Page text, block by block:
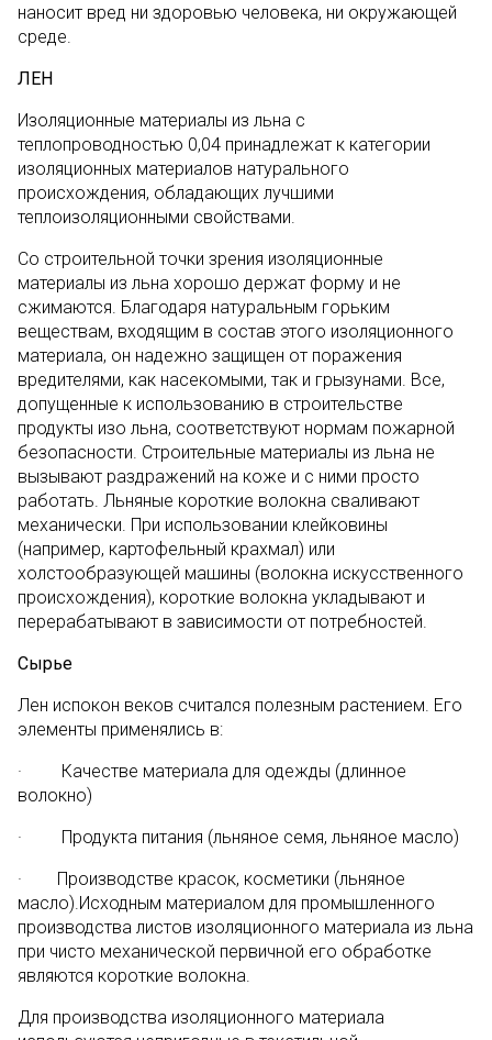
наносит вред ни здоровью человека, ни окружающей
среде.
ЛЕН
Изоляционные материалы из льна с
теплопроводностью 0,04 принадлежат к категории
изоляционных материалов натурального
происхождения, обладающих лучшими
теплоизоляционными свойствами.
Со строительной точки зрения изоляционные
материалы из льна хорошо держат форму и не
сжимаются. Благодаря натуральным горьким
веществам, входящим в состав этого изоляционного
материала, он надежно защищен от поражения
вредителями, как насекомыми, так и грызунами. Все,
допущенные к использованию в строительстве
продукты изо льна, соответствуют нормам пожарной
безопасности. Строительные материалы из льна не
вызывают раздражений на коже и с ними просто
работать. Льняные короткие волокна сваливают
механически. При использовании клейковины
(например, картофельный крахмал) или
холстообразующей машины (волокна искусственного
происхождения), короткие волокна укладывают и
перерабатывают в зависимости от потребностей.
Сырье
Лен испокон веков считался полезным растением. Его
элементы применялись в:
· Качестве материала для одежды (длинное
волокно)
· Продукта питания (льняное семя, льняное масло)
· Производстве красок, косметики (льняное
масло).Исходным материалом для промышленного
производства листов изоляционного материала из льна
при чисто механической первичной его обработке
являются короткие волокна.
Для производства изоляционного материала